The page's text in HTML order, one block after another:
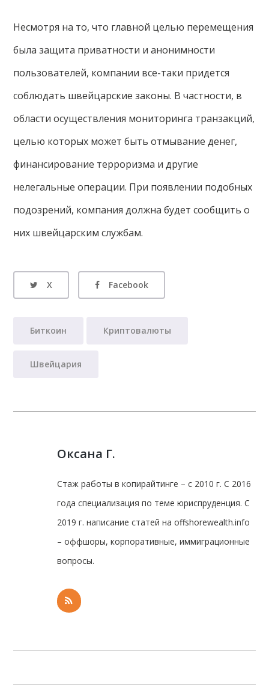
Несмотря на то, что главной целью перемещения
была защита приватности и анонимности
пользователей, компании все-таки придется
соблюдать швейцарские законы. В частности, в
области осуществления мониторинга транзакций,
целью которых может быть отмывание денег,
финансирование терроризма и другие
нелегальные операции. При появлении подобных
подозрений, компания должна будет сообщить о
них швейцарским службам.
X Facebook
Биткоин Криптовалюты
Швейцария
Оксана Г.
Стаж работы в копирайтинге – с 2010 г. С 2016
года специализация по теме юриспруденция. С
2019 г. написание статей на offshorewealth.info
– оффшоры, корпоративные, иммиграционные
вопросы.